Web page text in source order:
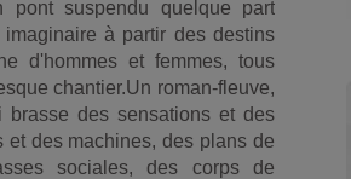
pont suspendu quelque part
à partir des destins
d'hommes et femmes, tous
chantier.Un roman-fleuve,
brasse des sensations et des
et des machines, des plans de
sociales, des corps de